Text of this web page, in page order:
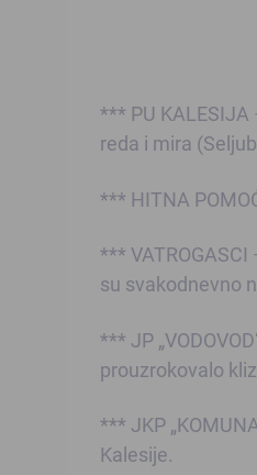
*** PU
reda i mira
*** HITNA
***
su svakodnevno
*** JP
prouzrokovalo
*** JKP
Kalesije.